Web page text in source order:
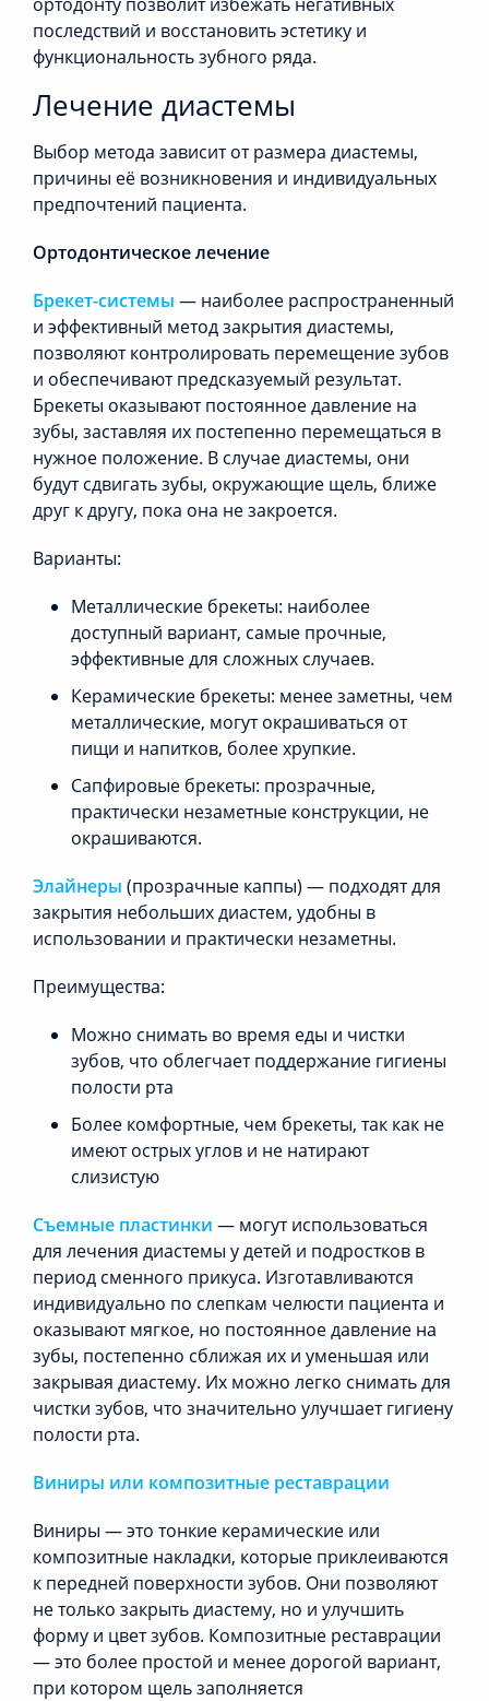
последствий и восстановить эстетику и
функциональность зубного ряда.
Лечение диастемы
Выбор метода зависит от размера диастемы,
причины её возникновения и индивидуальных
предпочтений пациента.
Ортодонтическое лечение
Брекет-системы — наиболее распространенный
и эффективный метод закрытия диастемы,
позволяют контролировать перемещение зубов
и обеспечивают предсказуемый результат.
Брекеты оказывают постоянное давление на
зубы, заставляя их постепенно перемещаться в
нужное положение. В случае диастемы, они
будут сдвигать зубы, окружающие щель, ближе
друг к другу, пока она не закроется.
Варианты:
Металлические брекеты: наиболее
доступный вариант, самые прочные,
эффективные для сложных случаев.
Керамические брекеты: менее заметны, чем
металлические, могут окрашиваться от
пищи и напитков, более хрупкие.
Сапфировые брекеты: прозрачные,
практически незаметные конструкции, не
окрашиваются.
Элайнеры (прозрачные каппы) — подходят для
закрытия небольших диастем, удобны в
использовании и практически незаметны.
Преимущества:
Можно снимать во время еды и чистки
зубов, что облегчает поддержание гигиены
полости рта
Более комфортные, чем брекеты, так как не
имеют острых углов и не натирают
слизистую
Съемные пластинки — могут использоваться
для лечения диастемы у детей и подростков в
период сменного прикуса. Изготавливаются
индивидуально по слепкам челюсти пациента и
оказывают мягкое, но постоянное давление на
зубы, постепенно сближая их и уменьшая или
закрывая диастему. Их можно легко снимать для
чистки зубов, что значительно улучшает гигиену
полости рта.
Виниры или композитные реставрации
Виниры —это тонкие керамические или
композитные накладки, которые приклеиваются
к передней поверхности зубов. Они позволяют
не только закрыть диастему, но и улучшить
форму и цвет зубов. Композитные реставрации
—это более простой и менее дорогой вариант,
при котором щель заполняется